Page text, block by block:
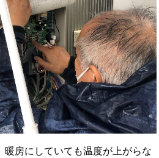
暖房にしていても温度が上がらな